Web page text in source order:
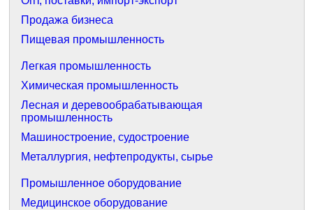
Продажа бизнеса
Пищевая промышленность
Легкая промышленность
Химическая промышленность
Лесная и деревообрабатывающая
промышленность
Машиностроение, судостроение
Металлургия, нефтепродукты, сырье
Промышленное оборудование
Медицинское оборудование